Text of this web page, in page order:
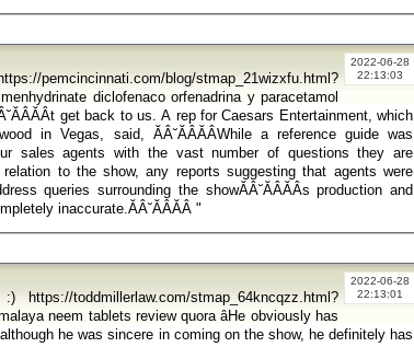
2022-06-28
22:13:03
blog/stmap_21wizxfu.html?
diclofenaco orfenadrina y paracetamol
get back to us. A rep for Caesars Entertainment, which
in Vegas, said, ĂÂ˘ĂÂĂÂWhile a reference guide was
sales agents with the vast number of questions they are
to the show, any reports suggesting that agents were
queries surrounding the showĂÂ˘ĂÂĂÂs production and
creative concept are completely inaccurate.ĂÂ˘ĂÂĂÂ "
2022-06-28
22:13:01
toddmillerlaw.com/stmap_64kncqzz.html?
tablets review quora âHe obviously has
he was sincere in coming on the show, he definitely has